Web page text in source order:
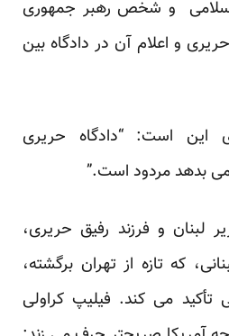
و شخص رهبر جمهوری
و اعلام آن در دادگاه بین
این است: “دادگاه حریری
بدهد مردود است.”
و فرزند رفیق حریری،
که تازه از تهران برگشته،
تأکید می کند. فیلیپ کراولی